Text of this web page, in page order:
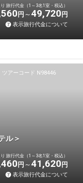
旅行代金（1～3名1室・税込）
円 49,720 円
表示旅行代金について
ツアーコード N98446
ル＞
旅行代金（1～3名1室・税込）
円 41,620 円
表示旅行代金について